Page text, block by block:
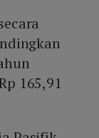
165,91